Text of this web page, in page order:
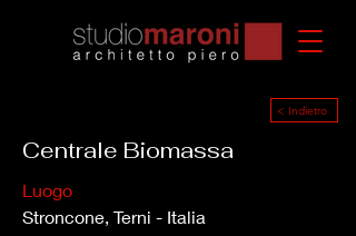
< Indietro
Centrale Biomassa
Luogo
Stroncone, Terni - Italia